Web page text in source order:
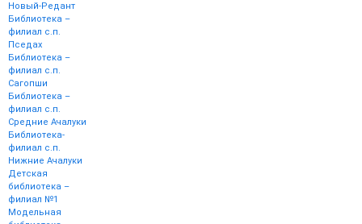
Новый-Редант
Библиотека –
филиал с.п.
Пседах
Библиотека –
филиал с.п.
Сагопши
Библиотека –
филиал с.п.
Средние Ачалуки
Библиотека-
филиал с.п.
Нижние Ачалуки
Детская
библиотека –
филиал №1
Модельная